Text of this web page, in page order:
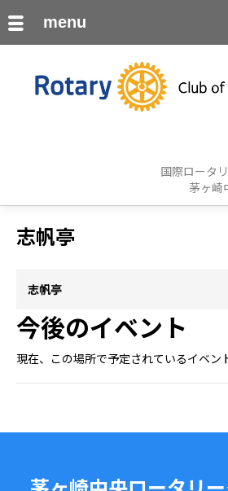
国際ロータ
茅ヶ崎
志帆亭
志帆亭
今後のイベント
現在、この場所で予定されているイベン
menu